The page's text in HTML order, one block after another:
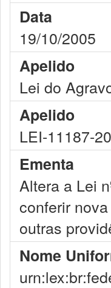
Data
19/10/2005
Apelido
Lei do
Apelido
LEI-11187-
Ementa
Altera a Lei
conferir
outras
Nome